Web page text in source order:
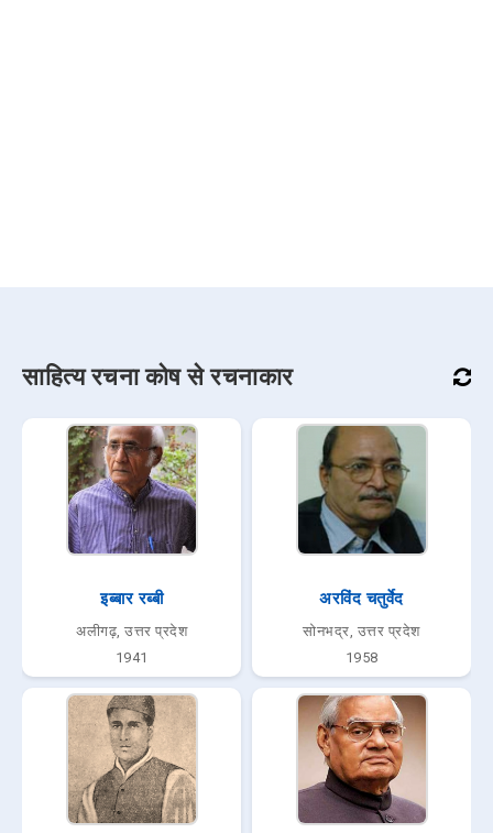
साहित्य रचना कोष से रचनाकार
इब्बार रब्बी
अलीगढ़, उत्तर प्रदेश
1941
अरविंद चतुर्वेद
सोनभद्र, उत्तर प्रदेश
1958